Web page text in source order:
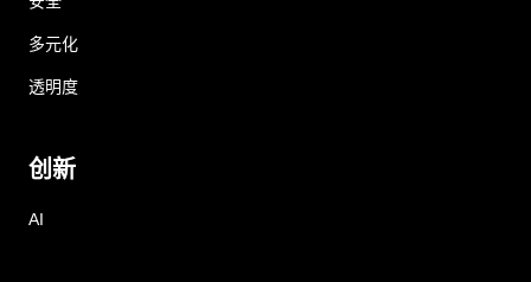
多元化
透明度
创新
AI